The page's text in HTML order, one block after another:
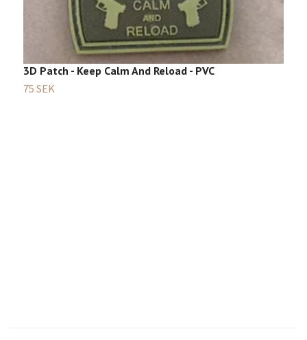
3D Patch - Keep Calm And Reload - PVC
75 SEK